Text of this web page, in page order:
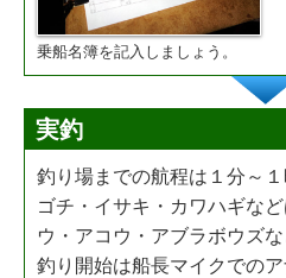
乗船名簿を記入しましょう。
実釣
釣り場までの航程は１分～
ゴチ・イサキ・カワハギな
ウ・アコウ・アブラボウズな
釣り開始は船長マイクでの